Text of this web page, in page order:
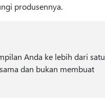
produsennya.
Anda ke lebih dari satu
dan bukan membuat